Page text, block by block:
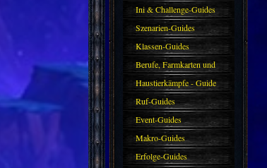
Ini & Challenge-Guides
Szenarien-Guides
Klassen-Guides
Berufe, Farmkarten und
Haustiere
Haustierkämpfe - Guide
Ruf-Guides
Event-Guides
Makro-Guides
Erfolge-Guides